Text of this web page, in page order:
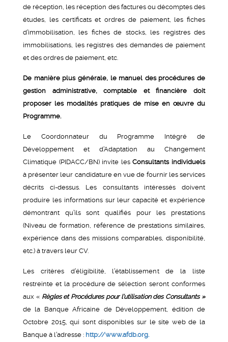
de réception, les réception des factures ou décomptes des
études, les certificats et ordres de paiement, les fiches
d’immobilisation, les fiches de stocks, les registres des
immobilisations, les registres des demandes de paiement
et des ordres de paiement, etc.
De manière plus générale, le manuel des procédures de
gestion administrative, comptable et financière doit
proposer les modalités pratiques de mise en œuvre du
Programme.
Le Coordonnateur du Programme Intégré de
Développement et d’Adaptation au Changement
Climatique (PIDACC/BN) invite lesConsultants individuels
à présenter leur candidature en vue de fournir les services
décrits ci-dessus. Les consultants intéressés doivent
produire les informations sur leur capacité et expérience
démontrant qu’ils sont qualifiés pour les prestations
(Niveau de formation, référence de prestations similaires,
expérience dans des missions comparables, disponibilité,
etc.) à travers leur CV.
Les critères d’éligibilité, l’établissement de la liste
restreinte et la procédure de sélection seront conformes
aux « Règles et Procédures pour l’utilisation des Consultants »
de la Banque Africaine de Développement, édition de
Octobre 2015, qui sont disponibles sur le site web de la
Banque à l’adresse : http://www.afdb.org.